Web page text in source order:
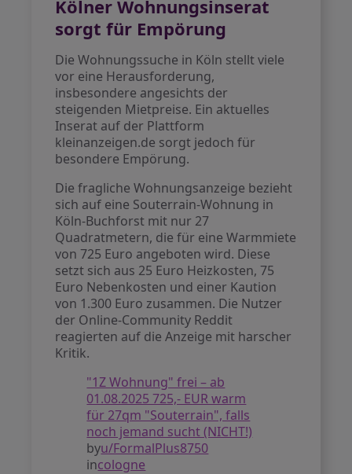
Kölner Wohnungsinserat
sorgt für Empörung
Die Wohnungssuche in Köln stellt viele
vor eine Herausforderung,
insbesondere angesichts der
steigenden Mietpreise. Ein aktuelles
Inserat auf der Plattform
kleinanzeigen.de sorgt jedoch für
besondere Empörung.
Die fragliche Wohnungsanzeige bezieht
sich auf eine Souterrain-Wohnung in
Köln-Buchforst mit nur 27
Quadratmetern, die für eine Warmmiete
von 725 Euro angeboten wird. Diese
setzt sich aus 25 Euro Heizkosten, 75
Euro Nebenkosten und einer Kaution
von 1.300 Euro zusammen. Die Nutzer
der Online-Community Reddit
reagierten auf die Anzeige mit harscher
Kritik.
"1Z Wohnung" frei – ab
01.08.2025 725,- EUR warm
für 27qm "Souterrain", falls
noch jemand sucht (NICHT!)
byu/FormalPlus8750
incologne